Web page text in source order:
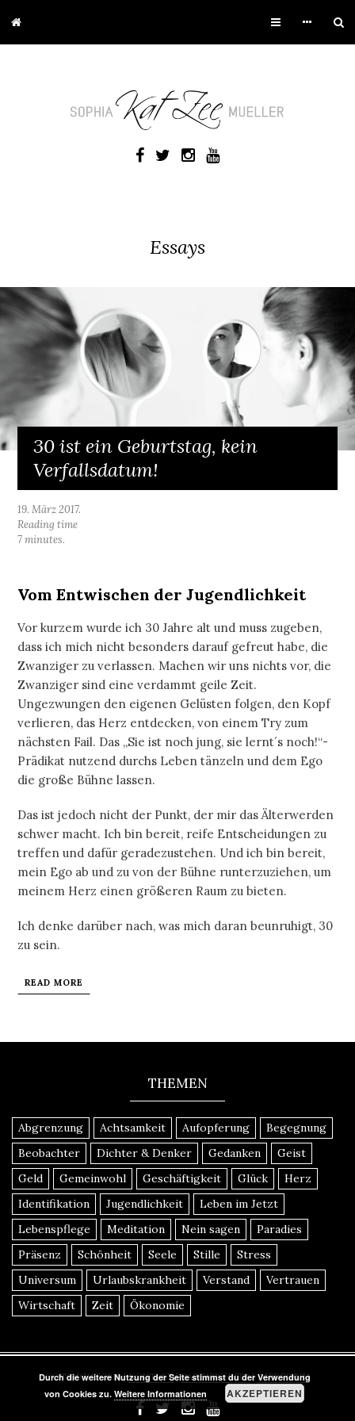
Essays
30 ist ein Geburtstag, kein
Verfallsdatum!
19. März 2017.
Reading time
7 minutes.
Vom Entwischen der Jugendlichkeit
Vor kurzem wurde ich 30 Jahre alt und muss zugeben,
dass ich mich nicht besonders darauf gefreut habe, die
Zwanziger zu verlassen. Machen wir uns nichts vor, die
Zwanziger sind eine verdammt geile Zeit.
Ungezwungen den eigenen Gelüsten folgen, den Kopf
verlieren, das Herz entdecken, von einem Try zum
nächsten Fail. Das „Sie ist noch jung, sie lernt´s noch!“-
Prädikat nutzend durchs Leben tänzeln und dem Ego
die große Bühne lassen.
Das ist jedoch nicht der Punkt, der mir das Älterwerden
schwer macht. Ich bin bereit, reife Entscheidungen zu
treffen und dafür geradezustehen. Und ich bin bereit,
mein Ego ab und zu von der Bühne runterzuziehen, um
meinem Herz einen größeren Raum zu bieten.
Ich denke darüber nach, was mich daran beunruhigt, 30
zu sein.
READ MORE
THEMEN
Abgrenzung Achtsamkeit Aufopferung
Begegnung
Beobachter
Dichter & Denker Gedanken
Geist
Geld
Gemeinwohl Geschäftigkeit Glück
Herz
Identifikation
Jugendlichkeit
Leben im Jetzt
Lebenspflege
Meditation Nein sagen
Paradies
Präsenz
Schönheit Seele Stille
Stress
Universum
Urlaubskrankheit Verstand
Vertrauen
Wirtschaft
Zeit Ökonomie
COPYRIGHT 2016|KONTAKT |DATENSCHUTZ | IMPRESSUM
Durch die weitere Nutzung der Seite stimmst du der Verwendung
von Cookies zu.Weitere Informationen AKZEPTIEREN